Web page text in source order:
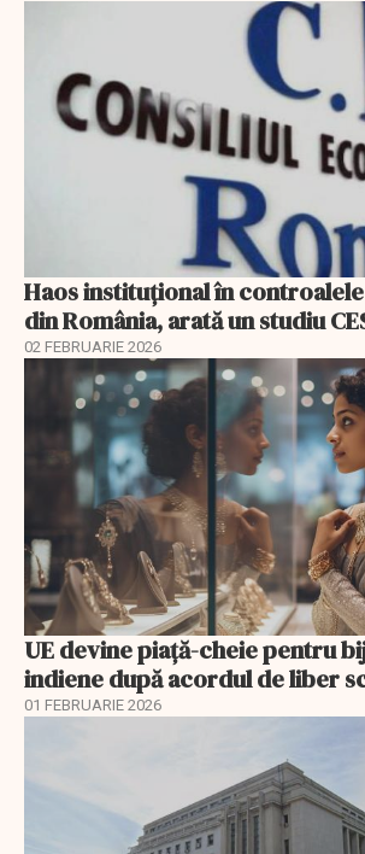
Haos instituțional în
din România, arată un studiu
02 FEBRUARIE 2026
UE devine piață-cheie pentru
indiene după acordul de liber
01 FEBRUARIE 2026